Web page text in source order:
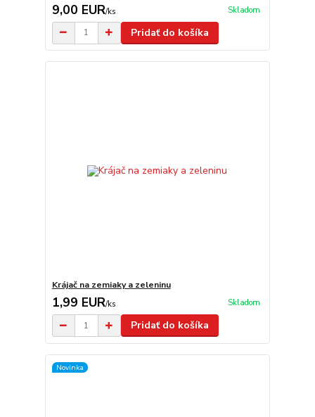
9,00 EUR/ks Skladom
Pridať do košíka
Krájač na zemiaky a zeleninu
1,99 EUR/ks Skladom
Pridať do košíka
Novinka